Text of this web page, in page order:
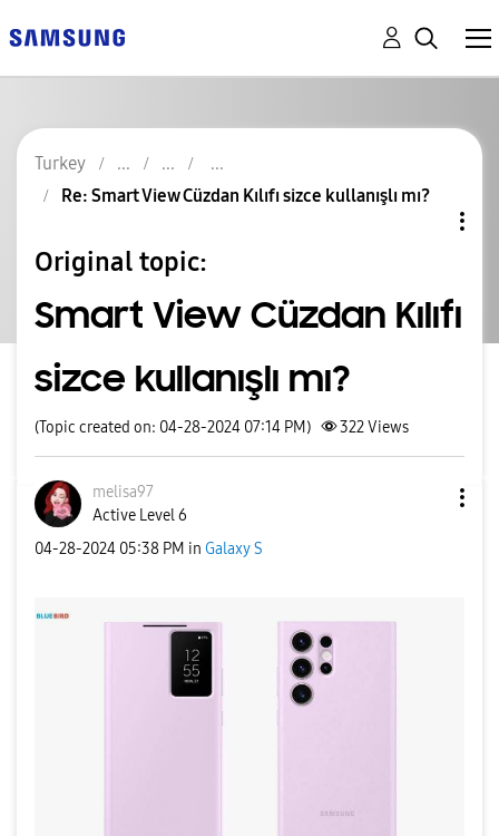
Turkey
Re: Smart View Cüzdan Kılıfı sizce kullanışlı mı?
Original topic:
Smart View Cüzdan Kılıfı
sizce kullanışlı mı?
(Topic created on: 04-28-2024 07:14 PM) 322Views
melisa97
Active Level 6
‎04-28-2024 05:38 PM in Galaxy S